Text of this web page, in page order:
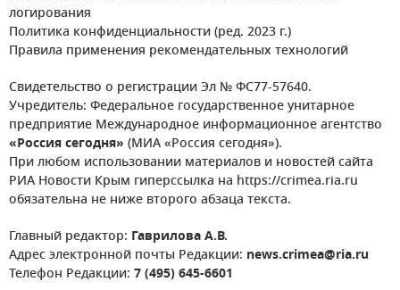
логирования
Политика конфиденциальности (ред. 2023 г.)
Правила применения рекомендательных технологий
Свидетельство о регистрации Эл № ФС77-57640.
Учредитель: Федеральное государственное унитарное
предприятие Международное информационное агентство
«Россия сегодня» (МИА «Россия сегодня»).
При любом использовании материалов и новостей сайта
РИА Новости Крым гиперссылка на https://crimea.ria.ru
обязательна не ниже второго абзаца текста.
Главный редактор: Гаврилова А.В.
Адрес электронной почты Редакции: news.crimea@ria.ru
Телефон Редакции: 7 (495) 645-6601